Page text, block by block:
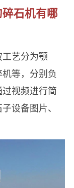
石机有哪
艺分为颚
等，分别负
视频进行简
设备图片、